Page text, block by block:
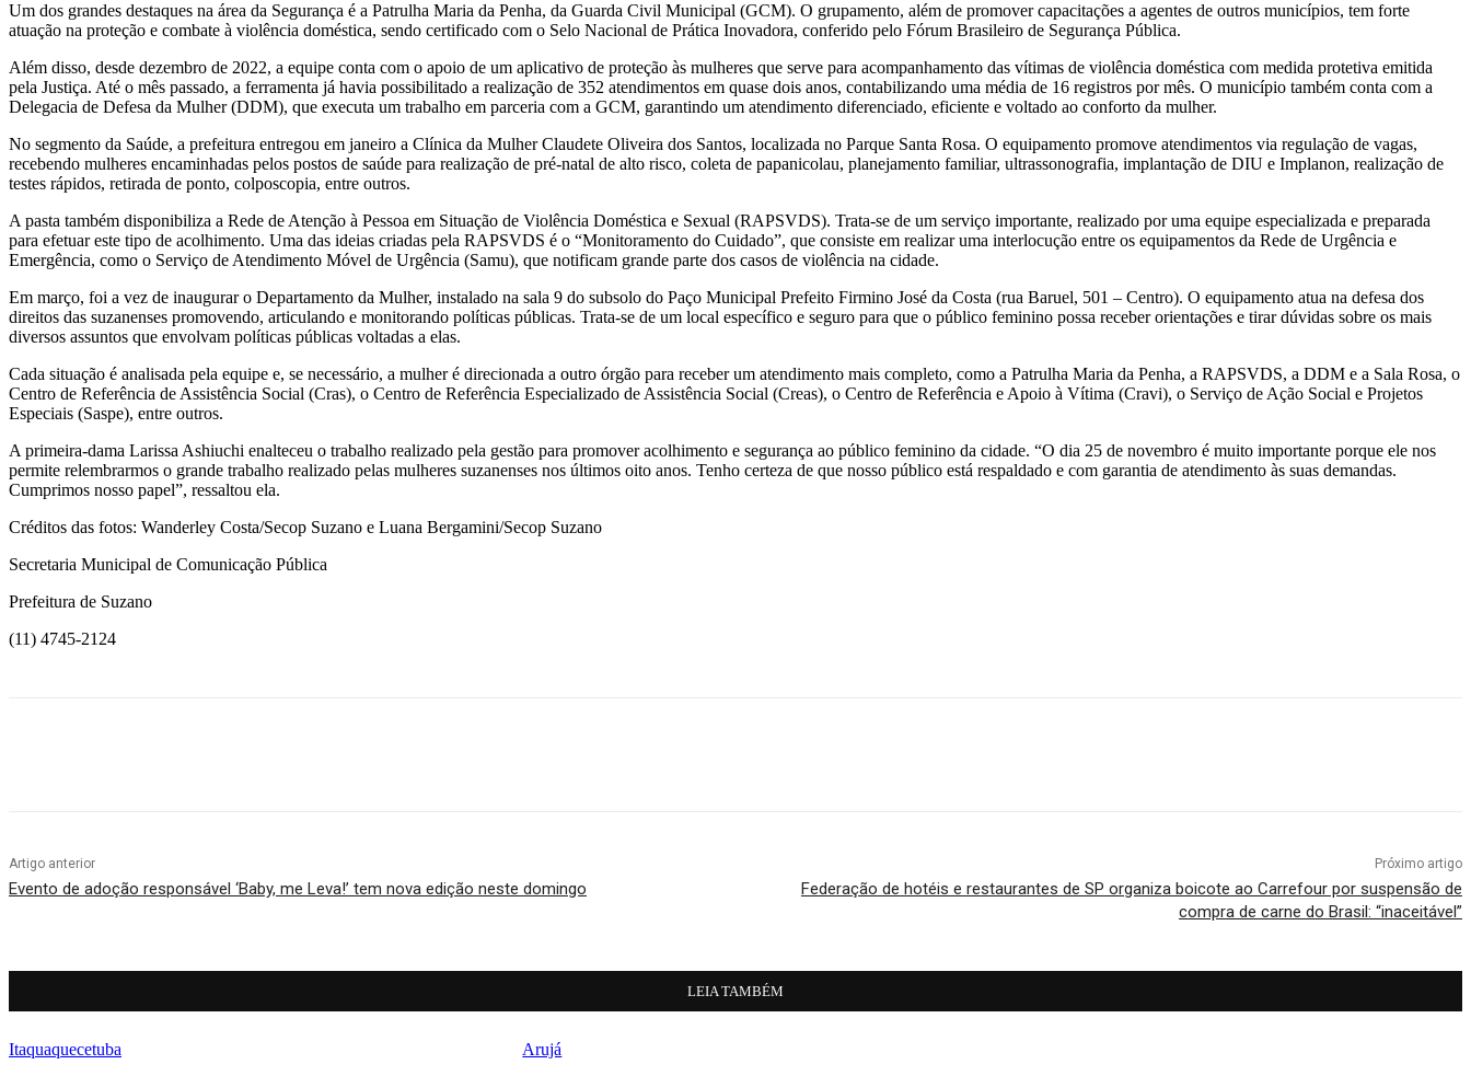
Um dos grandes destaques na área da Segurança é a Patrulha Maria da Penha, da Guarda Civil Municipal (GCM). O grupamento, além de promover capacitações a agentes de outros municípios, tem forte
atuação na proteção e combate à violência doméstica, sendo certificado com o Selo Nacional de Prática Inovadora, conferido pelo Fórum Brasileiro de Segurança Pública.
Além disso, desde dezembro de 2022, a equipe conta com o apoio de um aplicativo de proteção às mulheres que serve para acompanhamento das vítimas de violência doméstica com medida protetiva emitida
pela Justiça. Até o mês passado, a ferramenta já havia possibilitado a realização de 352 atendimentos em quase dois anos, contabilizando uma média de 16 registros por mês. O município também conta com a
Delegacia de Defesa da Mulher (DDM), que executa um trabalho em parceria com a GCM, garantindo um atendimento diferenciado, eficiente e voltado ao conforto da mulher.
No segmento da Saúde, a prefeitura entregou em janeiro a Clínica da Mulher Claudete Oliveira dos Santos, localizada no Parque Santa Rosa. O equipamento promove atendimentos via regulação de vagas,
recebendo mulheres encaminhadas pelos postos de saúde para realização de pré-natal de alto risco, coleta de papanicolau, planejamento familiar, ultrassonografia, implantação de DIU e Implanon, realização de
testes rápidos, retirada de ponto, colposcopia, entre outros.
A pasta também disponibiliza a Rede de Atenção à Pessoa em Situação de Violência Doméstica e Sexual (RAPSVDS). Trata-se de um serviço importante, realizado por uma equipe especializada e preparada
para efetuar este tipo de acolhimento. Uma das ideias criadas pela RAPSVDS é o “Monitoramento do Cuidado”, que consiste em realizar uma interlocução entre os equipamentos da Rede de Urgência e
Emergência, como o Serviço de Atendimento Móvel de Urgência (Samu), que notificam grande parte dos casos de violência na cidade.
Em março, foi a vez de inaugurar o Departamento da Mulher, instalado na sala 9 do subsolo do Paço Municipal Prefeito Firmino José da Costa (rua Baruel, 501 – Centro). O equipamento atua na defesa dos
direitos das suzanenses promovendo, articulando e monitorando políticas públicas. Trata-se de um local específico e seguro para que o público feminino possa receber orientações e tirar dúvidas sobre os mais
diversos assuntos que envolvam políticas públicas voltadas a elas.
Cada situação é analisada pela equipe e, se necessário, a mulher é direcionada a outro órgão para receber um atendimento mais completo, como a Patrulha Maria da Penha, a RAPSVDS, a DDM e a Sala Rosa, o
Centro de Referência de Assistência Social (Cras), o Centro de Referência Especializado de Assistência Social (Creas), o Centro de Referência e Apoio à Vítima (Cravi), o Serviço de Ação Social e Projetos
Especiais (Saspe), entre outros.
A primeira-dama Larissa Ashiuchi enalteceu o trabalho realizado pela gestão para promover acolhimento e segurança ao público feminino da cidade. “O dia 25 de novembro é muito importante porque ele nos
permite relembrarmos o grande trabalho realizado pelas mulheres suzanenses nos últimos oito anos. Tenho certeza de que nosso público está respaldado e com garantia de atendimento às suas demandas.
Cumprimos nosso papel”, ressaltou ela.
Créditos das fotos: Wanderley Costa/Secop Suzano e Luana Bergamini/Secop Suzano
Secretaria Municipal de Comunicação Pública
Prefeitura de Suzano
(11) 4745-2124
Artigo anterior
Evento de adoção responsável ‘Baby, me Leva!’ tem nova edição neste domingo
Próximo artigo
Federação de hotéis e restaurantes de SP organiza boicote ao Carrefour por suspensão de
compra de carne do Brasil: “inaceitável”
LEIA TAMBÉM
Itaquaquecetuba Arujá